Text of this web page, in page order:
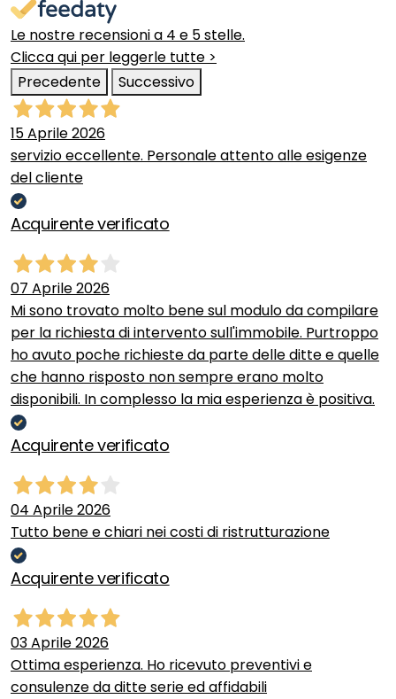
Le nostre recensioni a 4 e 5 stelle.
Clicca qui per leggerle tutte >
Precedente
Successivo
15 Aprile 2026
servizio eccellente. Personale attento alle esigenze
del cliente
Acquirente verificato
07 Aprile 2026
Mi sono trovato molto bene sul modulo da compilare
per la richiesta di intervento sull'immobile. Purtroppo
ho avuto poche richieste da parte delle ditte e quelle
che hanno risposto non sempre erano molto
disponibili. In complesso la mia esperienza è positiva.
Acquirente verificato
04 Aprile 2026
Tutto bene e chiari nei costi di ristrutturazione
Acquirente verificato
03 Aprile 2026
Ottima esperienza. Ho ricevuto preventivi e
consulenze da ditte serie ed affidabili